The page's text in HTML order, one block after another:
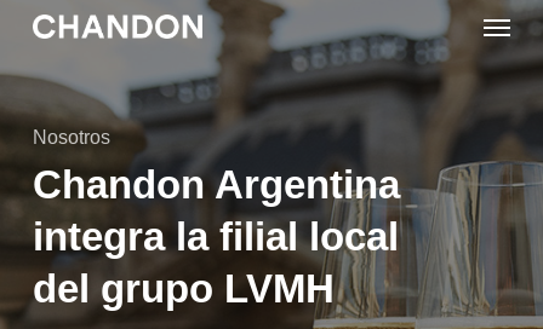
Skip
content
Menu
Nosotros
Chandon Argentina
integra la filial local
del grupo LVMH